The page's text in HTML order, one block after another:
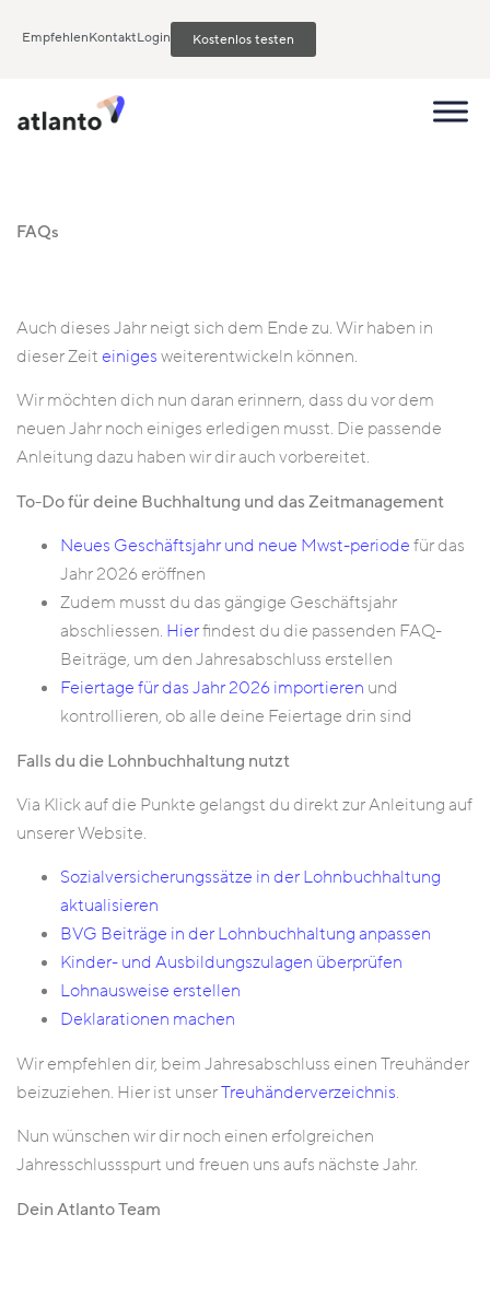
EmpfehlenKontaktLogin Kostenlos testen
FAQs
Auch dieses Jahr neigt sich dem Ende zu. Wir haben in
dieser Zeiteinigesweiterentwickeln können.
Wir möchten dich nun daran erinnern, dass du vor dem
neuen Jahr noch einiges erledigen musst. Die passende
Anleitung dazu haben wir dir auch vorbereitet.
To-Do für deine Buchhaltung und das Zeitmanagement
Neues Geschäftsjahr und neue Mwst-periodefür das
Jahr 2026 eröffnen
Zudem musst du das gängige Geschäftsjahr
abschliessen. Hierfindest du die passenden FAQ-
Beiträge, um den Jahresabschluss erstellen
Feiertage für das Jahr 2026 importieren und
kontrollieren, ob alle deine Feiertage drin sind
Falls du die Lohnbuchhaltung nutzt
Via Klick auf die Punkte gelangst du direkt zur Anleitung auf
unserer Website.
Sozialversicherungssätze in der Lohnbuchhaltung
aktualisieren
BVG Beiträge in der Lohnbuchhaltung anpassen
Kinder- und Ausbildungszulagen überprüfen
Lohnausweise erstellen
Deklarationen machen
Wir empfehlen dir, beim Jahresabschluss einen Treuhänder
beizuziehen. Hier ist unserTreuhänderverzeichnis.
Nun wünschen wir dir noch einen erfolgreichen
Jahresschlussspurt und freuen uns aufs nächste Jahr.
Dein Atlanto Team